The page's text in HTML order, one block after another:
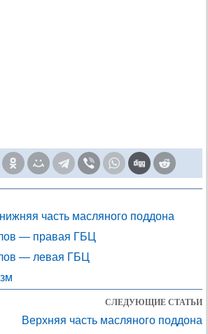
часть масляного поддона
— правая ГБЦ
— левая ГБЦ
СЛЕДУЮЩИЕ СТАТЬИ
Верхняя часть масляного поддона